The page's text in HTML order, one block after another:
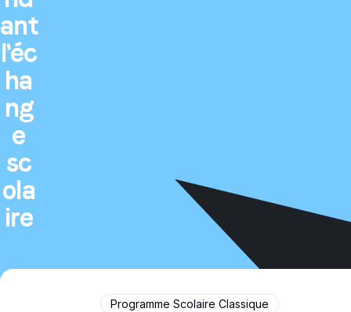
ant
l'éc
ha
ng
e
sc
ola
ire
Programme Scolaire Classique